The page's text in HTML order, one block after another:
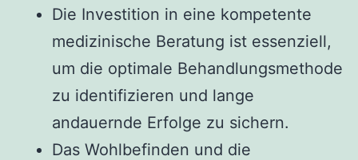
Die Investition in eine kompetente
medizinische Beratung ist essenziell,
um die optimale Behandlungsmethode
zu identifizieren und lange
andauernde Erfolge zu sichern.
Das Wohlbefinden und die